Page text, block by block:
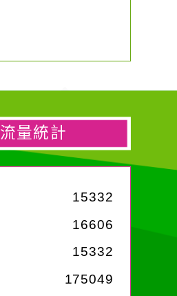
流量統計
15332
16606
15332
175049